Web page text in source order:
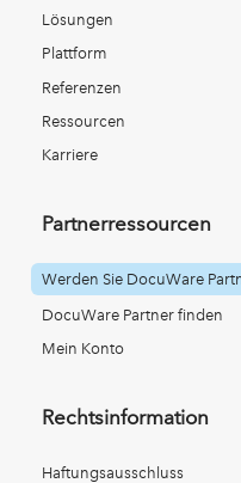
Lösungen
Plattform
Referenzen
Ressourcen
Karriere
Partnerressourcen
Werden Sie DocuWare
DocuWare Partner finden
Mein Konto
Rechtsinformation
Haftungsausschluss